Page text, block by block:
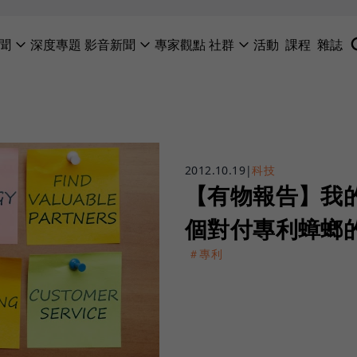
深度專題 影音新聞 專家觀點社群 活動 課程 雜誌
2012.10.19 |科技
【有物報告】
個對付專利蟑螂
＃專利